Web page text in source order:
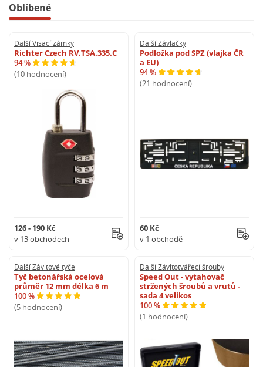
Oblíbené
Další Visací zámky
Richter Czech RV.TSA.335.C
94 %
(10 hodnocení)
126 - 190 Kč
v 13 obchodech
Další Závlačky
Podložka pod SPZ (vlajka ČR
a EU)
94 %
(21 hodnocení)
60 Kč
v 1 obchodě
Další Závitové tyče
Tyč betonářská ocelová
průměr 12 mm délka 6 m
100 %
(5 hodnocení)
Další Závitotvářecí šrouby
Speed Out - vytahovač
stržených šroubů a vrutů -
sada 4 velikos
100 %
(1 hodnocení)